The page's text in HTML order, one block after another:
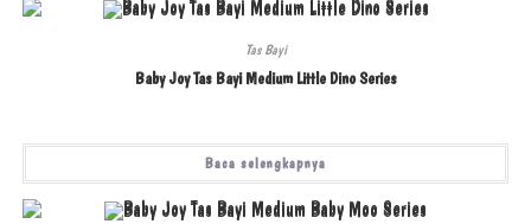
Tas Bayi
Baby Joy Tas Bayi Medium Little Dino Series
Baca selengkapnya